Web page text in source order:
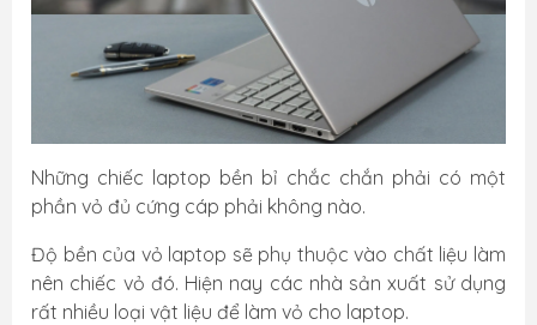
Những chiếc laptop bền bỉ chắc chắn phải có một
phần vỏ đủ cứng cáp phải không nào.
Độ bền của vỏ laptop sẽ phụ thuộc vào chất liệu làm
nên chiếc vỏ đó. Hiện nay các nhà sản xuất sử dụng
rất nhiều loại vật liệu để làm vỏ cho laptop.